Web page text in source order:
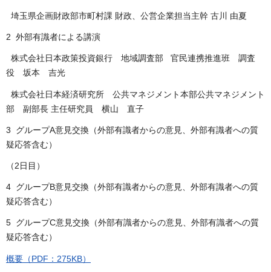
埼玉県企画財政部市町村課 財政、公営企業担当主幹 古川 由夏
2 外部有識者による講演
株式会社日本政策投資銀行 地域調査部 官民連携推進班 調査
役 坂本 吉光
株式会社日本経済研究所 公共マネジメント本部公共マネジメント
部 副部長 主任研究員 横山 直子
3 グループA意見交換（外部有識者からの意見、外部有識者への質
疑応答含む）
（2日目）
4 グループB意見交換（外部有識者からの意見、外部有識者への質
疑応答含む）
5 グループC意見交換（外部有識者からの意見、外部有識者への質
疑応答含む）
概要（PDF：275KB）